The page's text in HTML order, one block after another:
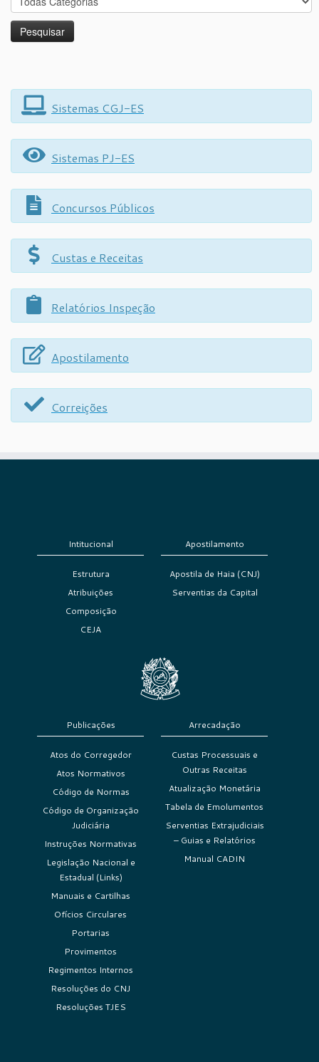
Sistemas CGJ-ES
Sistemas PJ-ES
Concursos Públicos
Custas e Receitas
Relatórios Inspeção
Apostilamento
Correições
Intitucional
Estrutura
Atribuições
Composição
CEJA
Apostilamento
Apostila de Haia (CNJ)
Serventias da Capital
Publicações
Atos do Corregedor
Atos Normativos
Código de Normas
Código de Organização
Judiciária
Instruções Normativas
Legislação Nacional e
Estadual (Links)
Manuais e Cartilhas
Ofícios Circulares
Portarias
Provimentos
Regimentos Internos
Resoluções do CNJ
Resoluções TJES
Arrecadação
Custas Processuais e
Outras Receitas
Atualização Monetária
Tabela de Emolumentos
Serventias Extrajudiciais
– Guias e Relatórios
Manual CADIN